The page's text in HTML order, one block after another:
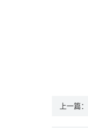
上一篇：